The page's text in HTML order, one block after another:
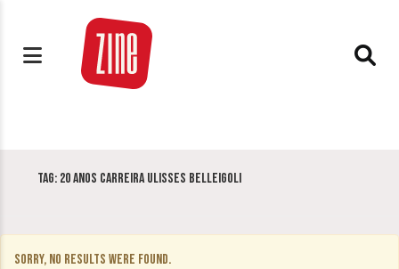
Tag: 20 anos carreira Ulisses Belleigoli
Sorry, no results were found.